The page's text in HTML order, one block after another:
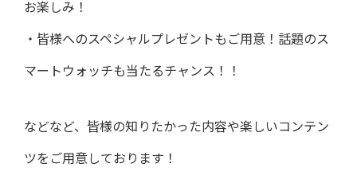
お楽しみ！
・皆様へのスペシャルプレゼントもご用意！話題のス
マートウォッチも当たるチャンス！！
などなど、皆様の知りたかった内容や楽しいコンテン
ツをご用意しております！